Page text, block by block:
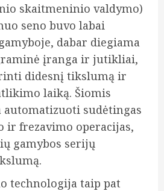
skaitmeninio valdymo)
seno buvo labai
dabar diegiama
įranga ir jutikliai,
didesnį tikslumą ir
laiką. Šiomis
automatizuoti sudėtingas
ir frezavimo operacijas,
gamybos serijų
technologija taip pat